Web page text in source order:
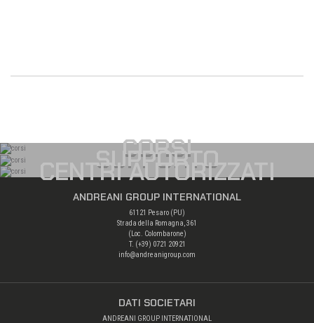
CORSI
SUPPORTO
CENTRI AUTORIZZATI
ANDREANI GROUP INTERNATIONAL
61121 Pesaro (PU)
Strada della Romagna, 361
(Loc. Colombarone)
T. (+39) 0721 20921
info@andreanigroup.com
DATI SOCIETARI
ANDREANI GROUP INTERNATIONAL